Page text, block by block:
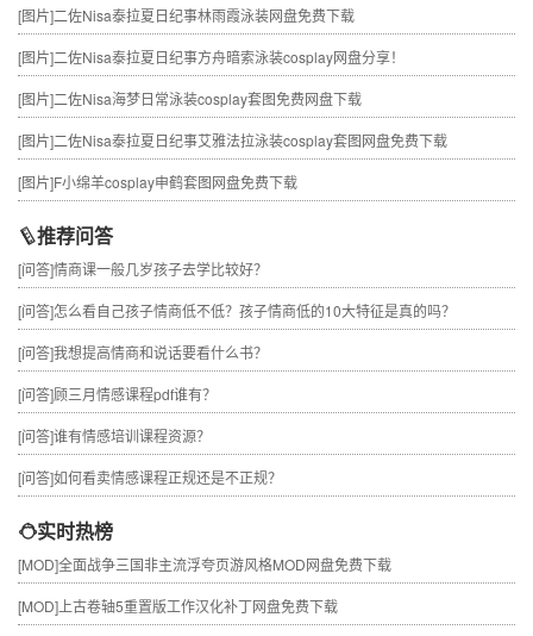
[图片]二佐Nisa泰拉夏日纪事林雨霞泳装网盘免费下载
[图片]二佐Nisa泰拉夏日纪事方舟暗索泳装cosplay网盘分享！
[图片]二佐Nisa海梦日常泳装cosplay套图免费网盘下载
[图片]二佐Nisa泰拉夏日纪事艾雅法拉泳装cosplay套图网盘免费下载
[图片]F小绵羊cosplay申鹤套图网盘免费下载
推荐问答
[问答]情商课一般几岁孩子去学比较好？
[问答]怎么看自己孩子情商低不低？孩子情商低的10大特征是真的吗？
[问答]我想提高情商和说话要看什么书？
[问答]顾三月情感课程pdf谁有？
[问答]谁有情感培训课程资源？
[问答]如何看卖情感课程正规还是不正规？
实时热榜
[MOD]全面战争三国非主流浮夸页游风格MOD网盘免费下载
[MOD]上古卷轴5重置版工作汉化补丁网盘免费下载